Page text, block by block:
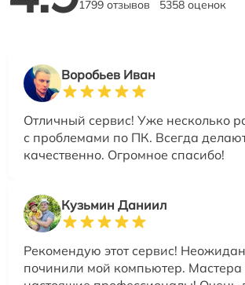
1799 отзывов 5358 оценок
Воробьев Иван
Отличный сервис! Уже несколько
с проблемами по ПК. Всегда
качественно. Огромное спасибо!
Кузьмин Даниил
Рекомендую этот сервис!
починили мой компьютер. Мастера